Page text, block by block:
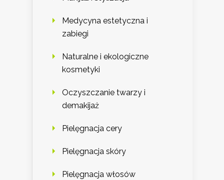
Medycyna estetyczna i
zabiegi
Naturalne i ekologiczne
kosmetyki
Oczyszczanie twarzy i
demakijaż
Pielęgnacja cery
Pielęgnacja skóry
Pielęgnacja włosów